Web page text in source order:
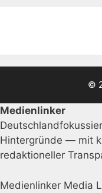
©
Medienlinker
Hintergründe — mit
redaktioneller
Medienlinker Media